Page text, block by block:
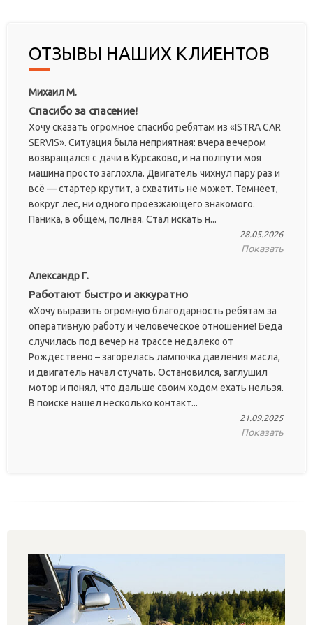
ОТЗЫВЫ НАШИХ КЛИЕНТОВ
Михаил М.
Спасибо за спасение!
Хочу сказать огромное спасибо ребятам из «ISTRA CAR
SERVIS». Ситуация была неприятная: вчера вечером
возвращался с дачи в Курсаково, и на полпути моя
машина просто заглохла. Двигатель чихнул пару раз и
всё — стартер крутит, а схватить не может. Темнеет,
вокруг лес, ни одного проезжающего знакомого.
Паника, в общем, полная. Стал искать н...
28.05.2026
Показать
Александр Г.
Работают быстро и аккуратно
«Хочу выразить огромную благодарность ребятам за
оперативную работу и человеческое отношение! Беда
случилась под вечер на трассе недалеко от
Рождествено – загорелась лампочка давления масла,
и двигатель начал стучать. Остановился, заглушил
мотор и понял, что дальше своим ходом ехать нельзя.
В поиске нашел несколько контакт...
21.09.2025
Показать